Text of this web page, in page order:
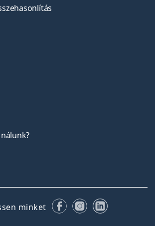
minket FacebookInstagram
LinkedIn